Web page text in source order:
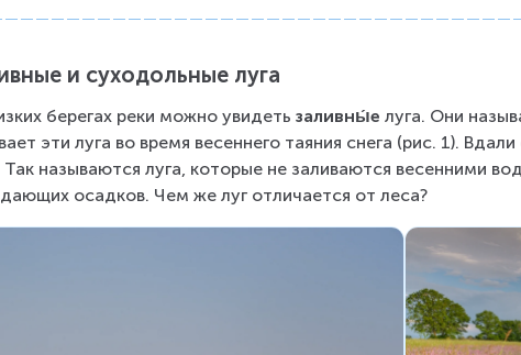
и суходольные луга
берегах реки можно увидеть заливны́е луга. Они
эти луга во время весеннего таяния снега (рис. 1).
Так называются луга, которые не заливаются весенними
осадков. Чем же луг отличается от леса?